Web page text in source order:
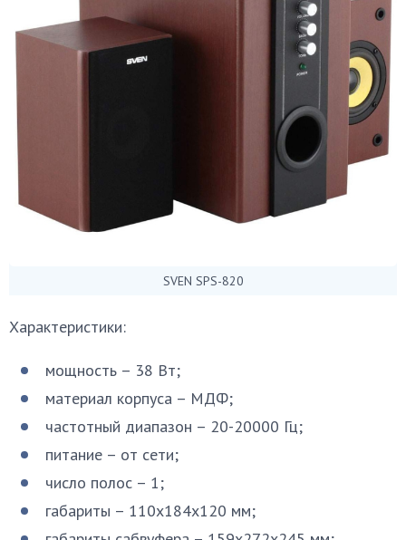
SVEN SPS-820
Характеристики:
мощность – 38 Вт;
материал корпуса – МДФ;
частотный диапазон – 20-20000 Гц;
питание – от сети;
число полос – 1;
габариты – 110х184х120 мм;